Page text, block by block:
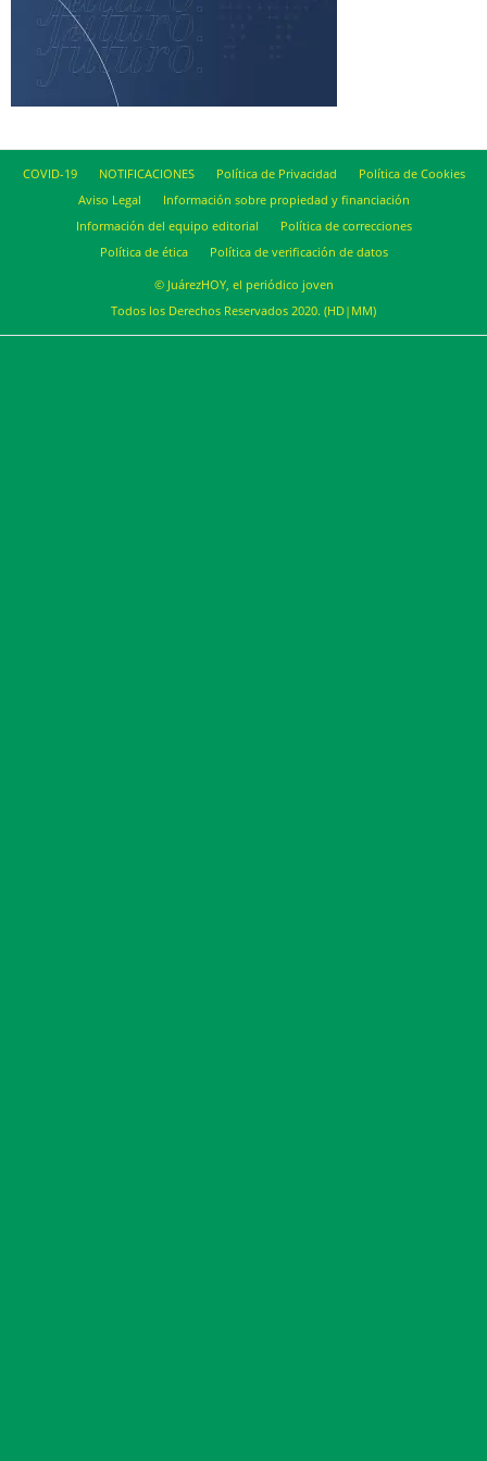
COVID-19 NOTIFICACIONES Política de Privacidad
Política de Cookies
Aviso Legal
Información sobre propiedad y financiación
Información del equipo editorial
Política de correcciones
Política de ética
Política de verificación de datos
© JuárezHOY, el periódico joven
Todos los Derechos Reservados 2020. (HD|MM)